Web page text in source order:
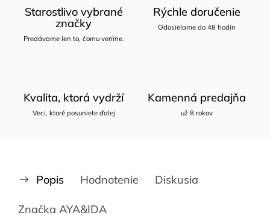
Starostlivo vybrané
značky
Predávame len to, čomu veríme.
Rýchle doručenie
Odosielame do 48 hodín
Kvalita, ktorá vydrží
Veci, ktoré posuniete ďalej
Kamenná predajňa
už 8 rokov
Popis Hodnotenie Diskusia
Značka AYA&IDA